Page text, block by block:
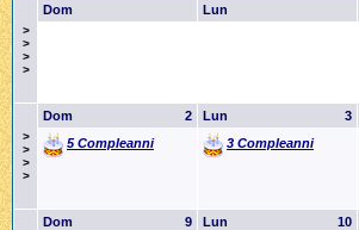
>
>
>
>
Dom Lun
>
>
>
>
2
Dom
5 Compleanni
3
Lun
3 Compleanni
9
Dom
10
Lun